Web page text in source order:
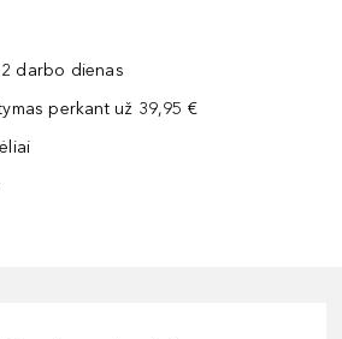
darbo dienas
perkant už 39,95 €